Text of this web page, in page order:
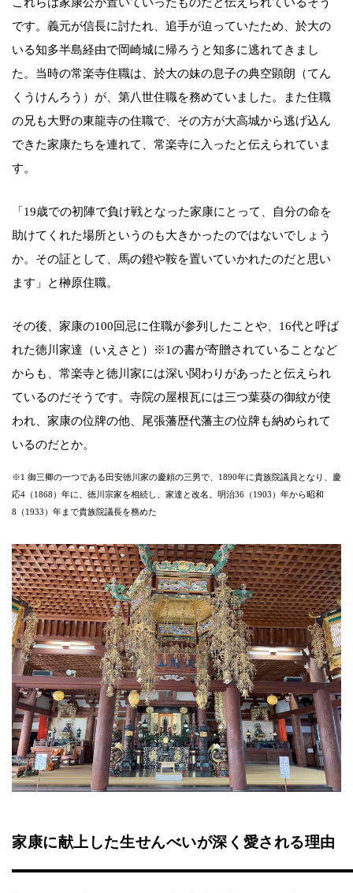
これらは家康公が置いていったものだと伝えられているそう
です。義元が信長に討たれ、追手が迫っていたため、於大の
いる知多半島経由で岡崎城に帰ろうと知多に逃れてきまし
た。当時の常楽寺住職は、於大の妹の息子の典空顕朗（てん
くうけんろう）が、第八世住職を務めていました。また住職
の兄も大野の東龍寺の住職で、その方が大高城から逃げ込ん
できた家康たちを連れて、常楽寺に入ったと伝えられていま
す。
「19歳での初陣で負け戦となった家康にとって、自分の命を
助けてくれた場所というのも大きかったのではないでしょう
か。その証として、馬の鐙や鞍を置いていかれたのだと思い
ます」と榊原住職。
その後、家康の100回忌に住職が参列したことや、16代と呼ば
れた徳川家達（いえさと）※1の書が寄贈されていることなど
からも、常楽寺と徳川家には深い関わりがあったと伝えられ
ているのだそうです。寺院の屋根瓦には三つ葉葵の御紋が使
われ、家康の位牌の他、尾張藩歴代藩主の位牌も納められて
いるのだとか。
※1 御三卿の一つである田安徳川家の慶頼の三男 で、1890年に貴族院議員となり、慶
応4（1868）年に、徳川宗家を相続し、家達と改名。明治36（1903）年から昭和
8（1933）年まで貴族院議長を務めた
家康に献上した生せんべいが深く愛される理由